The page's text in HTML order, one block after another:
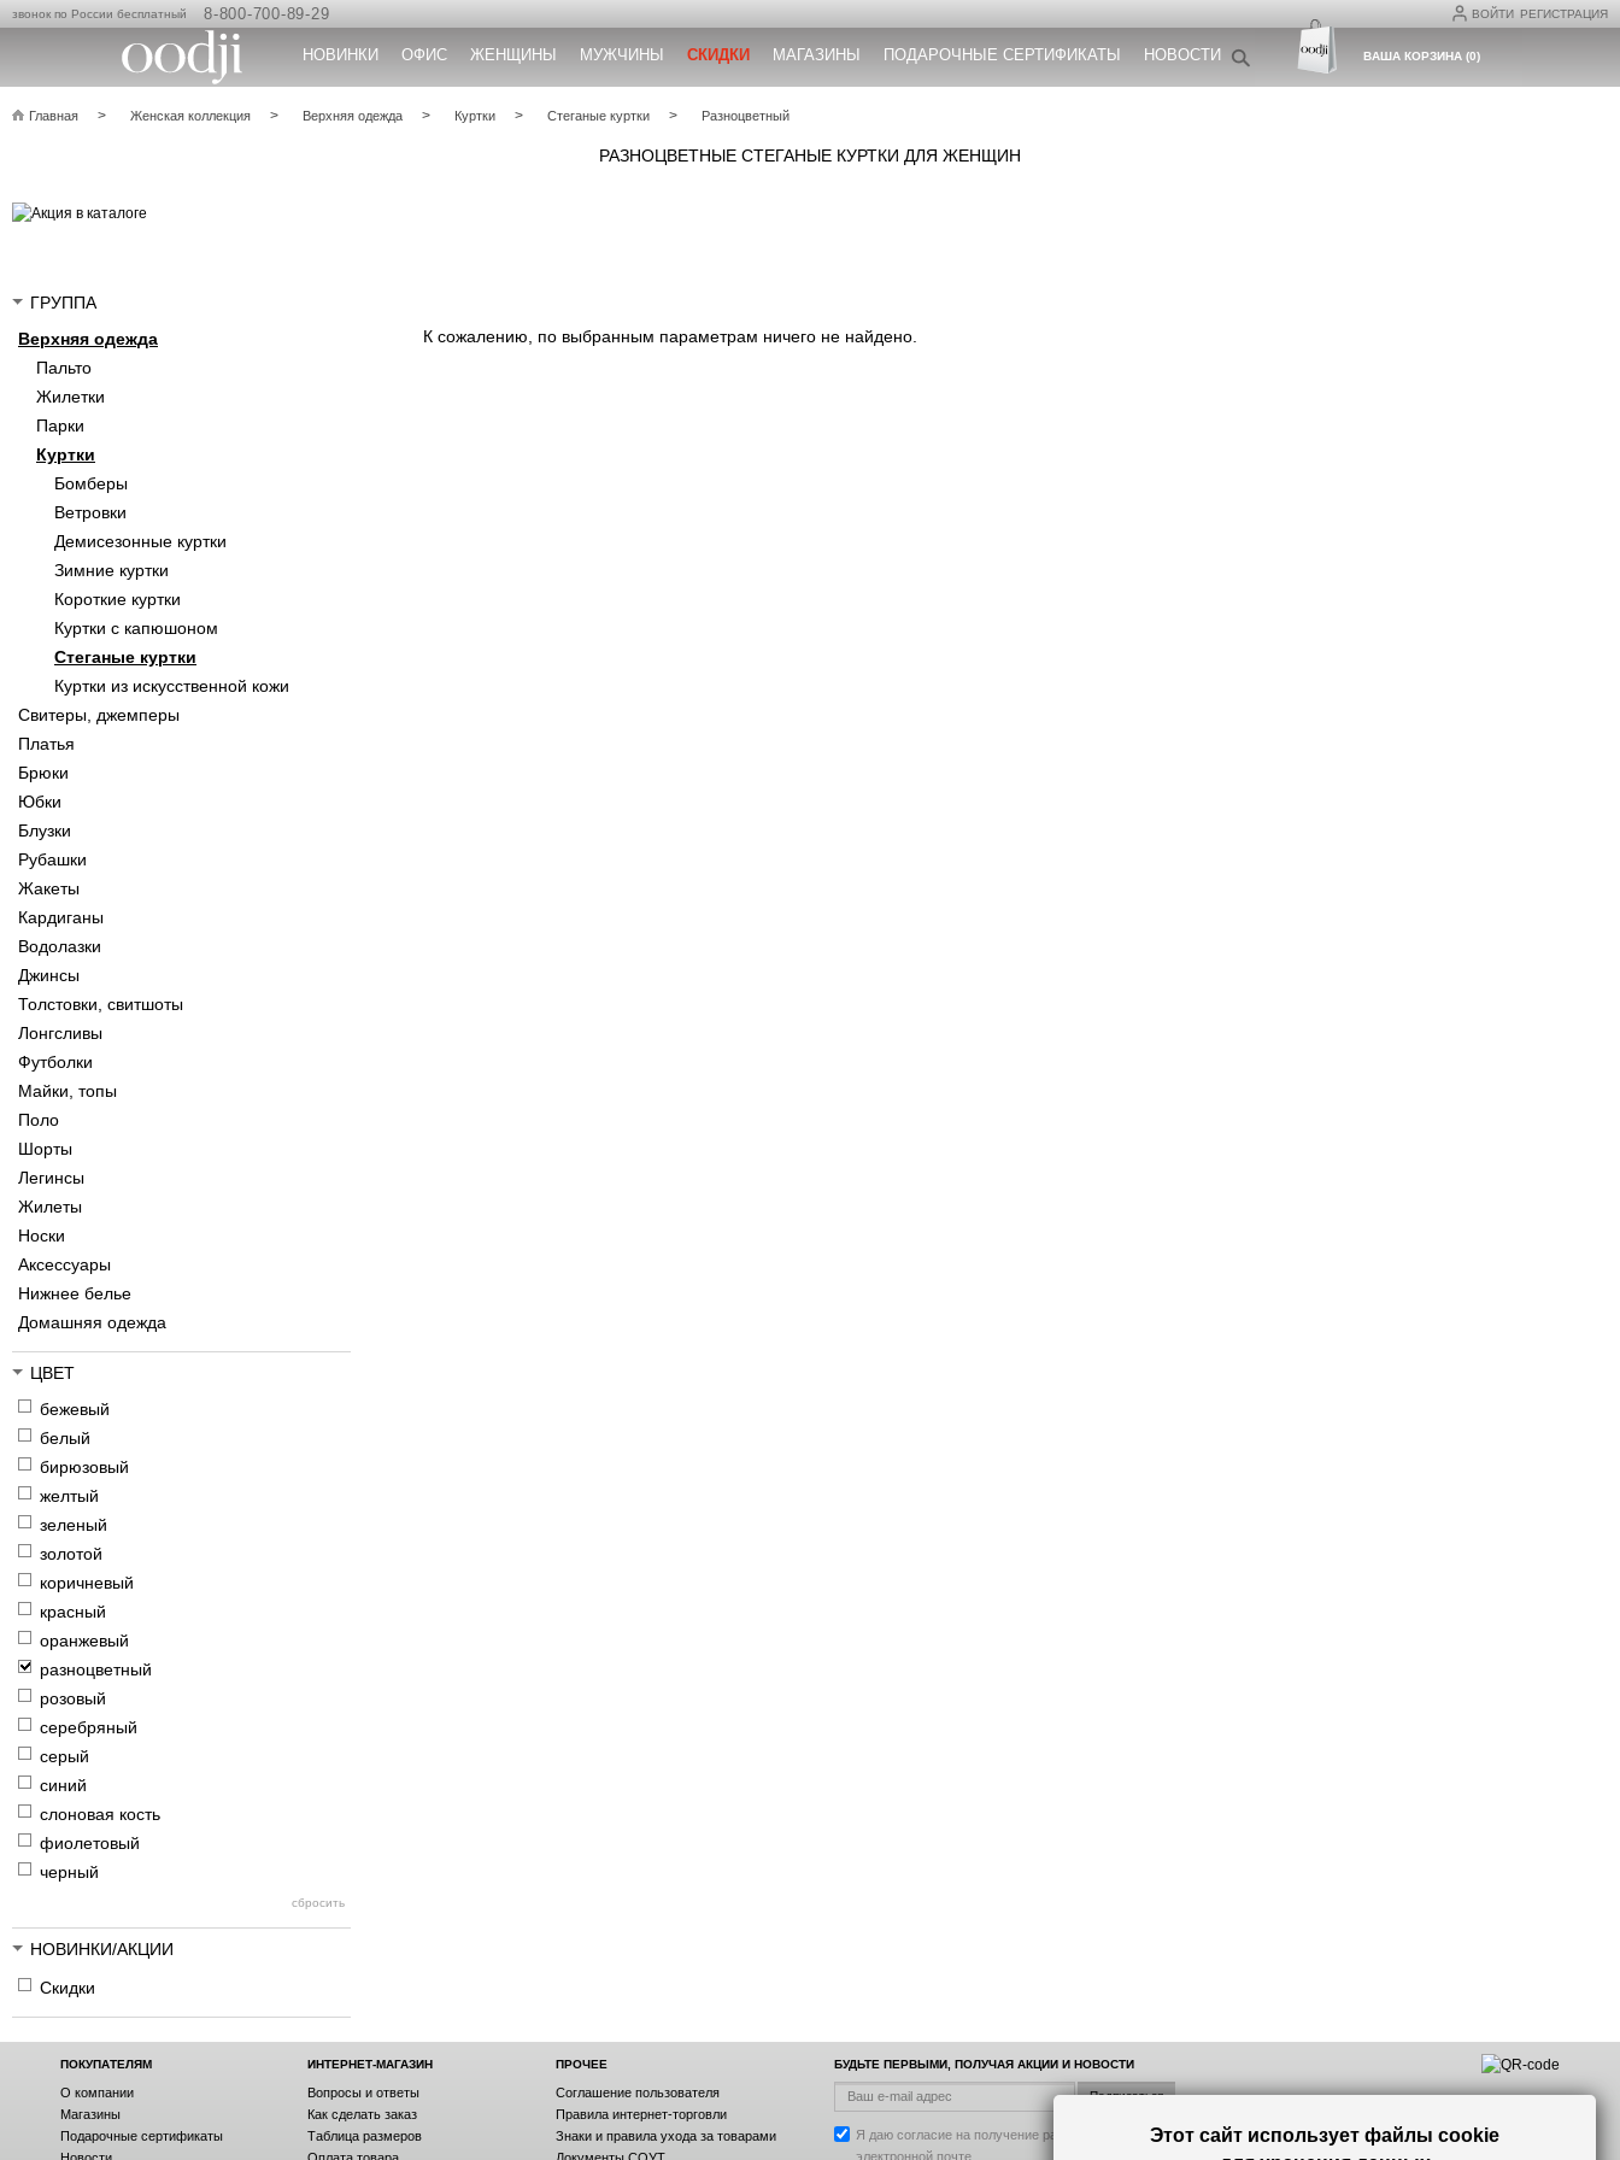
ВОЙТИ РЕГИСТРАЦИЯ
звонок по России бесплатный 8-800-700-89-29
НОВИНКИ ОФИС ЖЕНЩИНЫ МУЖЧИНЫ СКИДКИ МАГАЗИНЫ ПОДАРОЧНЫЕ СЕРТИФИКАТЫ НОВОСТИ ВАША КОРЗИНА(0)
Главная Женская коллекция Верхняя одежда Куртки Стеганые куртки Разноцветный
РАЗНОЦВЕТНЫЕ СТЕГАНЫЕ КУРТКИ ДЛЯ ЖЕНЩИН
ГРУППА
Верхняя одежда
Пальто
Жилетки
Парки
Куртки
Бомберы
Ветровки
Демисезонные куртки
Зимние куртки
Короткие куртки
Куртки с капюшоном
Стеганые куртки
Куртки из искусственной кожи
Свитеры, джемперы
Платья
Брюки
Юбки
Блузки
Рубашки
Жакеты
Кардиганы
Водолазки
Джинсы
Толстовки, свитшоты
Лонгсливы
Футболки
Майки, топы
Поло
Шорты
Легинсы
Жилеты
Носки
Аксессуары
Нижнее белье
Домашняя одежда
ЦВЕТ
бежевый
белый
бирюзовый
желтый
зеленый
золотой
коричневый
красный
оранжевый
разноцветный
розовый
серебряный
серый
синий
слоновая кость
фиолетовый
черный
НОВИНКИ/АКЦИИ
Скидки
К сожалению, по выбранным параметрам ничего не найдено.
ПОКУПАТЕЛЯМ
О компании
Магазины
Подарочные сертификаты
ИНТЕРНЕТ-МАГАЗИН
Вопросы и ответы
Как сделать заказ
Таблица размеров
ПРОЧЕЕ
Соглашение пользователя
Правила интернет-торговли
Знаки и правила ухода за товарами
БУДЬТЕ ПЕРВЫМИ, ПОЛУЧАЯ АКЦИИ И НОВОСТИ
Я даю согласие на получение рассылок по
электронной почте.
Этот сайт использует файлы cookie